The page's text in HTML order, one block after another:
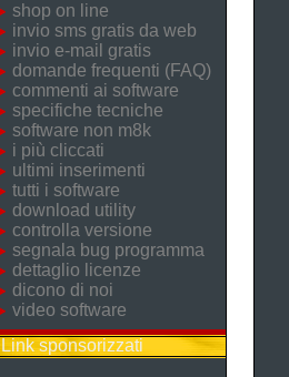
shop on line
invio sms gratis da web
invio e-mail gratis
domande frequenti (FAQ)
commenti ai software
specifiche tecniche
software non m8k
i più cliccati
ultimi inserimenti
tutti i software
download utility
controlla versione
segnala bug programma
dettaglio licenze
dicono di noi
video software
Link sponsorizzati